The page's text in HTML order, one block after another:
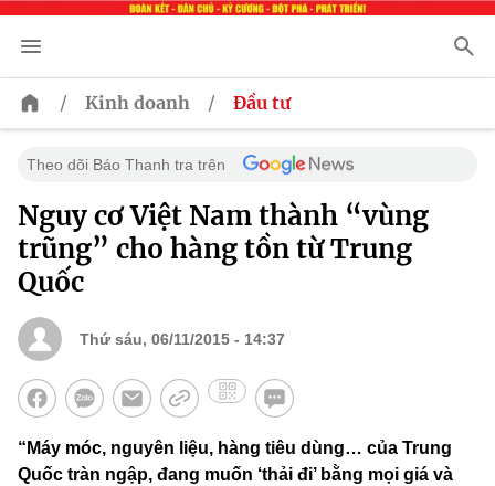
/ Kinh doanh / Đầu tư
Theo dõi Báo Thanh tra trên
Nguy cơ Việt Nam thành “vùng
trũng” cho hàng tồn từ Trung
Quốc
Thứ sáu, 06/11/2015 - 14:37
“Máy móc, nguyên liệu, hàng tiêu dùng… của Trung
Quốc tràn ngập, đang muốn ‘thải đi’ bằng mọi giá và